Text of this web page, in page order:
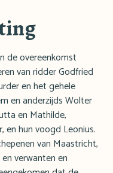
de overeenkomst
van ridder Godfried
en het gehele
en anderzijds Wolter
en Mathilde,
en hun voogd Leonius.
van Maastricht,
verwanten en